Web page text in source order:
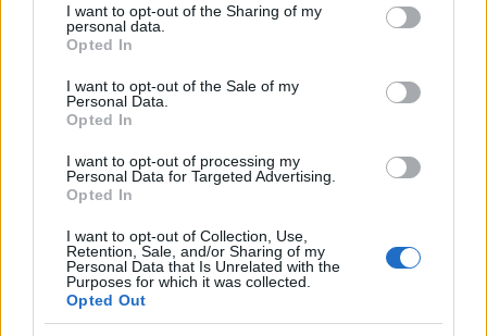
not limited to your visit or usage behaviour. You may click to
grant or deny consent to Google and its third-party tags to
use your data for below specified purposes in below Google
consent section.
I want to opt-out of the Sharing of my
personal data.
Opted In
I want to opt-out of the Sale of my
Personal Data.
Opted In
I want to opt-out of processing my
Personal Data for Targeted Advertising.
Opted In
I want to opt-out of Collection, Use,
Retention, Sale, and/or Sharing of my
Personal Data that Is Unrelated with the
Purposes for which it was collected.
Opted Out
Forgatókönyvírót kapott Tarantino
Star Trek mozija
A decemberi hónap legmeglepőbb fordulata, hogy a
kapcsolatban Quentin Tarantino kiemelten nagy
érdeklődést tanúsít, a projekt tényleges
előremozdulásáról pedig a későbbiekben is egyre
több hír látott napvilágot. Ezúttal még egy…